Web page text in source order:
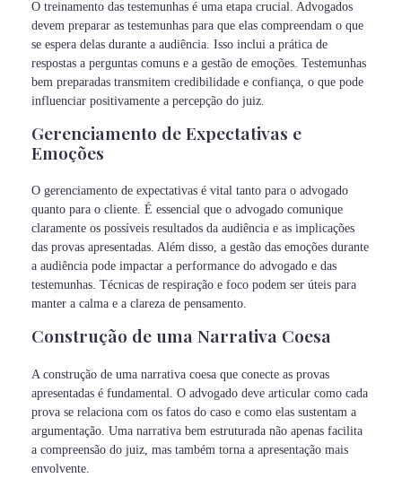
O treinamento das testemunhas é uma etapa crucial. Advogados
devem preparar as testemunhas para que elas compreendam o que
se espera delas durante a audiência. Isso inclui a prática de
respostas a perguntas comuns e a gestão de emoções. Testemunhas
bem preparadas transmitem credibilidade e confiança, o que pode
influenciar positivamente a percepção do juiz.
Gerenciamento de Expectativas e
Emoções
O gerenciamento de expectativas é vital tanto para o advogado
quanto para o cliente. É essencial que o advogado comunique
claramente os possíveis resultados da audiência e as implicações
das provas apresentadas. Além disso, a gestão das emoções durante
a audiência pode impactar a performance do advogado e das
testemunhas. Técnicas de respiração e foco podem ser úteis para
manter a calma e a clareza de pensamento.
Construção de uma Narrativa Coesa
A construção de uma narrativa coesa que conecte as provas
apresentadas é fundamental. O advogado deve articular como cada
prova se relaciona com os fatos do caso e como elas sustentam a
argumentação. Uma narrativa bem estruturada não apenas facilita
a compreensão do juiz, mas também torna a apresentação mais
envolvente.